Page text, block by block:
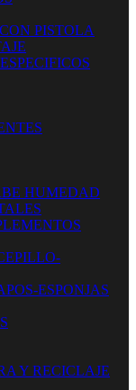
PISTOLA
HUMEDAD
ESPONJAS
Y RECICLAJE